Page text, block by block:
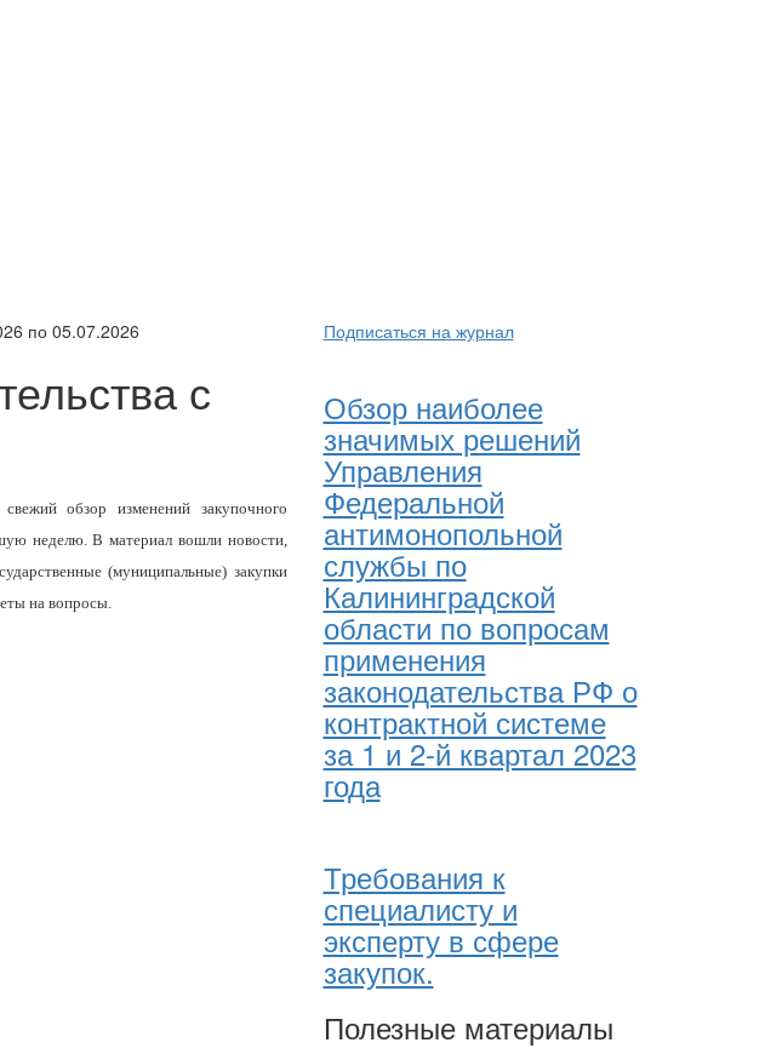
по 05.07.2026
с
обзор изменений закупочного
неделю. В материал вошли новости,
(муниципальные) закупки
на вопросы.
Подписаться на журнал
Обзор наиболее
значимых решений
Управления
Федеральной
антимонопольной
службы по
Калининградской
области по вопросам
применения
законодательства РФ о
контрактной системе
за 1 и 2-й квартал 2023
года
Требования к
специалисту и
эксперту в сфере
закупок.
Полезные материалы